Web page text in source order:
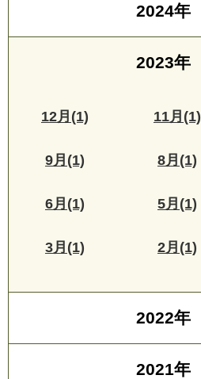
2024年
2023年
12月(1) 11月(1)
9月(1) 8月(1)
6月(1) 5月(1)
3月(1) 2月(1)
2022年
2021年